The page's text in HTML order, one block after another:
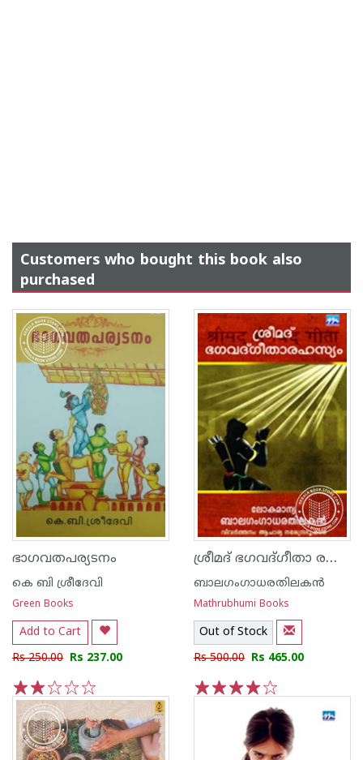
Customers who bought this book also
purchased
ഭാഗവതപര്യടനം
കെ ബി ശ്രീദേവി
Green Books
Add to Cart
Rs 250.00 Rs 237.00
5
4
3
2
1
ശ്രീമദ് ഭഗവദ്ഗീതാ രഹസ്യം
ബാലഗംഗാധരതിലകന്‍
Mathrubhumi Books
Out of Stock
Rs 500.00 Rs 465.00